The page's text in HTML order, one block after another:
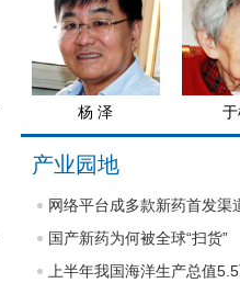
杨 泽 于
产业园地
网络平台成多款新药首发渠
国产新药为何被全球“扫货”
上半年我国海洋生产总值